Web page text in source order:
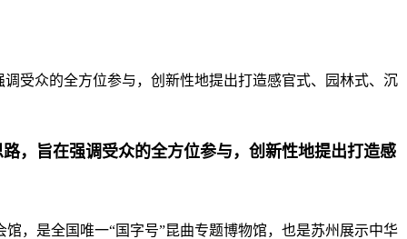
受众的全方位参与，创新性地提出打造感官式、园林式、沉
，旨在强调受众的全方位参与，创新性地提出打造感
，是全国唯一“国字号”昆曲专题博物馆，也是苏州展示中华